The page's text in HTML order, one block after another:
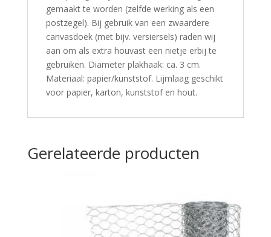
gemaakt te worden (zelfde werking als een
postzegel). Bij gebruik van een zwaardere
canvasdoek (met bijv. versiersels) raden wij
aan om als extra houvast een nietje erbij te
gebruiken. Diameter plakhaak: ca. 3 cm.
Materiaal: papier/kunststof. Lijmlaag geschikt
voor papier, karton, kunststof en hout.
Gerelateerde producten